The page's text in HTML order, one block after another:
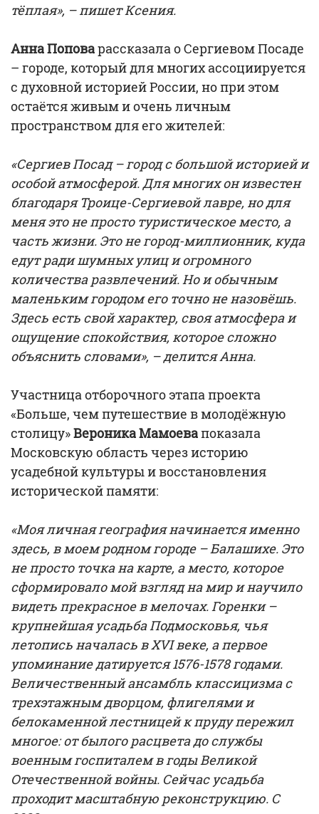
тёплая», – пишет Ксения.
Анна Поповарассказала о Сергиевом Посаде
– городе, который для многих ассоциируется
с духовной историей России, но при этом
остаётся живым и очень личным
пространством для его жителей:
«Сергиев Посад – город с большой историей и
особой атмосферой. Для многих он известен
благодаря Троице-Сергиевой лавре, но для
меня это не просто туристическое место, а
часть жизни. Это не город-миллионник, куда
едут ради шумных улиц и огромного
количества развлечений. Но и обычным
маленьким городом его точно не назовёшь.
Здесь есть свой характер, своя атмосфера и
ощущение спокойствия, которое сложно
объяснить словами», – делится Анна.
Участница отборочного этапа проекта
«Больше, чем путешествие в молодёжную
столицу»Вероника Мамоевапоказала
Московскую область через историю
усадебной культуры и восстановления
исторической памяти:
«Моя личная география начинается именно
здесь, в моем родном городе – Балашихе. Это
не просто точка на карте, а место, которое
сформировало мой взгляд на мир и научило
видеть прекрасное в мелочах. Горенки –
крупнейшая усадьба Подмосковья, чья
летопись началась в XVI веке, а первое
упоминание датируется 1576-1578 годами.
Величественный ансамбль классицизма с
трехэтажным дворцом, флигелями и
белокаменной лестницей к пруду пережил
многое: от былого расцвета до службы
военным госпиталем в годы Великой
Отечественной войны. Сейчас усадьба
проходит масштабную реконструкцию. С